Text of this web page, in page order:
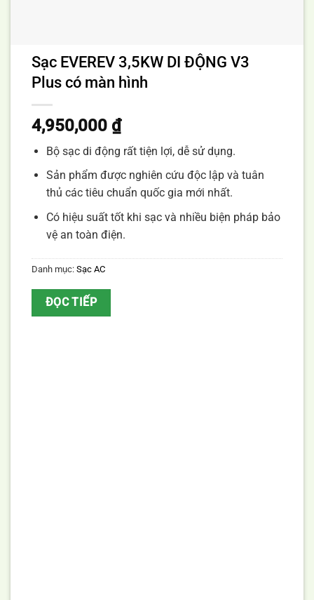
Sạc EVEREV 3,5KW DI ĐỘNG V3
Plus có màn hình
4,950,000 ₫
Bộ sạc di động rất tiện lợi, dễ sử dụng.
Sản phẩm được nghiên cứu độc lập và tuân
thủ các tiêu chuẩn quốc gia mới nhất.
Có hiệu suất tốt khi sạc và nhiều biện pháp bảo
vệ an toàn điện.
Danh mục: Sạc AC
ĐỌC TIẾP